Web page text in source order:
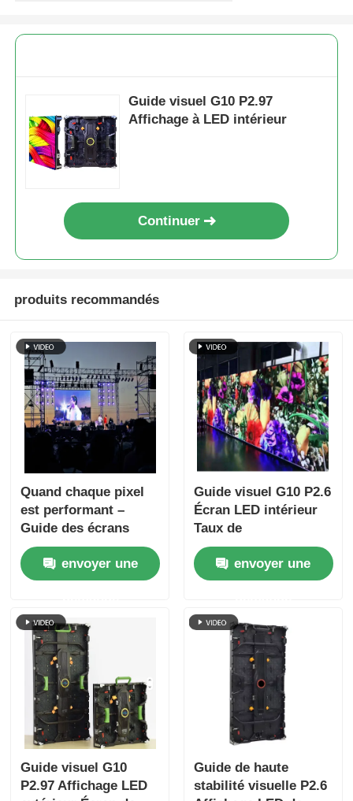
Guide visuel G10 P2.97
Affichage à LED intérieur
Continuer
produits recommandés
Quand chaque pixel
est performant –
Guide des écrans
LED GS Series pour
des événements
épiques
envoyer une
Guide visuel G10 P2.6
Écran LED intérieur
Taux de
rafraîchissement
élevé pour les
applications de scène
envoyer une
Guide visuel G10
P2.97 Affichage LED
Guide de haute
stabilité visuelle P2.6